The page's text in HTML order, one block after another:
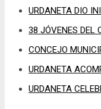
URDANETA DIO
38 JÓVENES DEL
CONCEJO
URDANETA
URDANETA